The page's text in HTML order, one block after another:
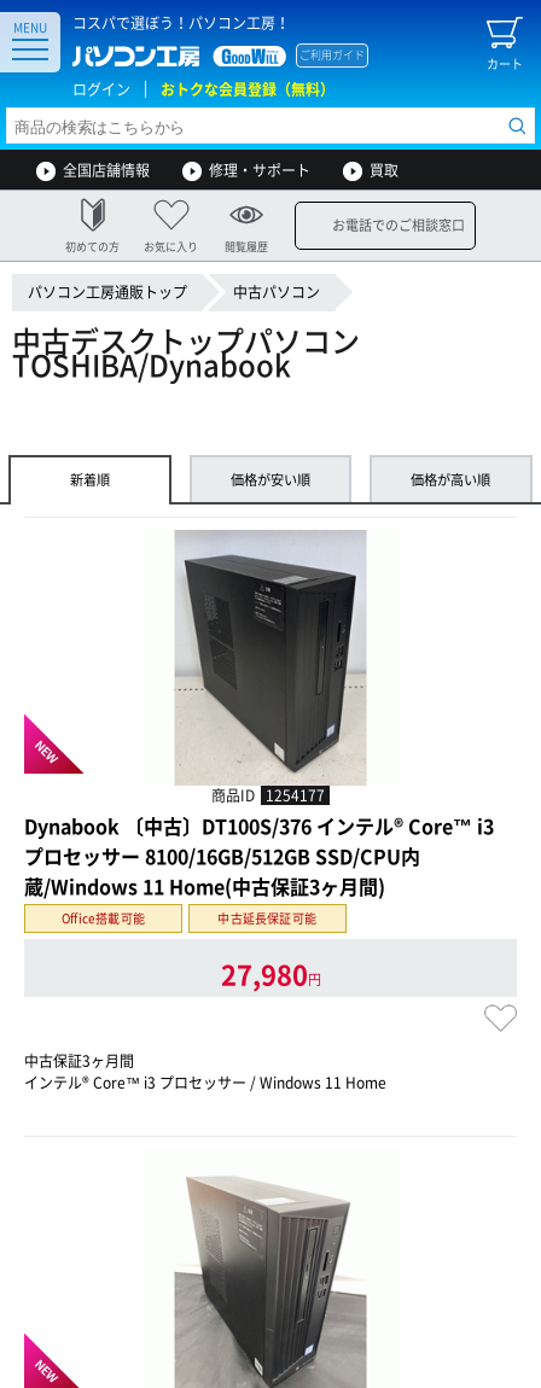
コスパで選ぼう！パソコン工房！
カート
ご利用ガイド
ログイン おトクな会員登録（無料）
MENU
全国店舗情報 修理・サポート 買取
初めての方 お気に入り 閲覧履歴
お電話でのご相談窓口
パソコン工房通販トップ 中古パソコン
中古デスクトップパソコン
TOSHIBA/Dynabook
新着順 価格が安い順 価格が高い順
NEW
商品ID 1254177
Dynabook 〔中古〕DT100S/376 インテル® Core™ i3
プロセッサー 8100/16GB/512GB SSD/CPU内
蔵/Windows 11 Home(中古保証3ヶ月間)
Office搭載可能 中古延長保証可能
27,980円
中古保証3ヶ月間
インテル® Core™ i3 プロセッサー / Windows 11 Home
NEW